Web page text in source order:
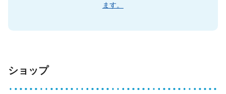
ます。
ショップ